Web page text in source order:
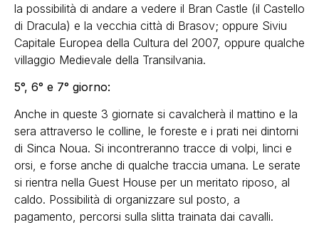
la possibilità di andare a vedere il Bran Castle (il Castello
di Dracula) e la vecchia città di Brasov; oppure Siviu
Capitale Europea della Cultura del 2007, oppure qualche
villaggio Medievale della Transilvania.
5°, 6° e 7° giorno:
Anche in queste 3 giornate si cavalcherà il mattino e la
sera attraverso le colline, le foreste e i prati nei dintorni
di Sinca Noua. Si incontreranno tracce di volpi, linci e
orsi, e forse anche di qualche traccia umana. Le serate
si rientra nella Guest House per un meritato riposo, al
caldo. Possibilità di organizzare sul posto, a
pagamento, percorsi sulla slitta trainata dai cavalli.